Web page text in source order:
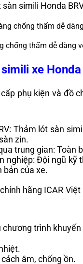
simili Honda
chống thấm dễ dàng
xe
phụ kiện và đồ
Thảm lót sàn
zin.
trung gian:
nghiệp: Đội ngũ
bản của xe.
hãng ICAR
trình
âm, chống ồn.